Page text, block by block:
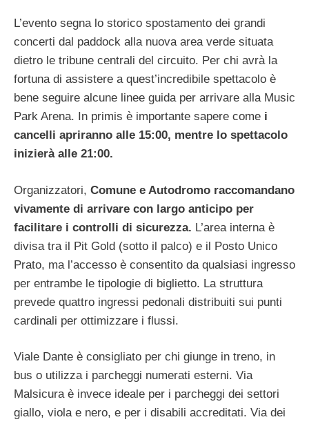
L’evento segna lo storico spostamento dei grandi
concerti dal paddock alla nuova area verde situata
dietro le tribune centrali del circuito. Per chi avrà la
fortuna di assistere a quest’incredibile spettacolo è
bene seguire alcune linee guida per arrivare alla Music
Park Arena. In primis è importante sapere come i
cancelli apriranno alle 15:00, mentre lo spettacolo
inizierà alle 21:00.
Organizzatori, Comune e Autodromo raccomandano
vivamente di arrivare con largo anticipo per
facilitare i controlli di sicurezza. L’area interna è
divisa tra il Pit Gold (sotto il palco) e il Posto Unico
Prato, ma l’accesso è consentito da qualsiasi ingresso
per entrambe le tipologie di biglietto. La struttura
prevede quattro ingressi pedonali distribuiti sui punti
cardinali per ottimizzare i flussi.
Viale Dante è consigliato per chi giunge in treno, in
bus o utilizza i parcheggi numerati esterni. Via
Malsicura è invece ideale per i parcheggi dei settori
giallo, viola e nero, e per i disabili accreditati. Via dei